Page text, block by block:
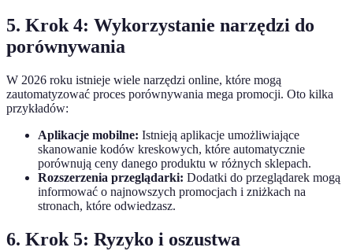
5. Krok 4: Wykorzystanie narzędzi do
porównywania
W 2026 roku istnieje wiele narzędzi online, które mogą
zautomatyzować proces porównywania mega promocji. Oto kilka
przykładów:
Aplikacje mobilne: Istnieją aplikacje umożliwiające
skanowanie kodów kreskowych, które automatycznie
porównują ceny danego produktu w różnych sklepach.
Rozszerzenia przeglądarki: Dodatki do przeglądarek mogą
informować o najnowszych promocjach i zniżkach na
stronach, które odwiedzasz.
6. Krok 5: Ryzyko i oszustwa